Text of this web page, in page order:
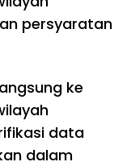
persyaratan
ke
data
dalam